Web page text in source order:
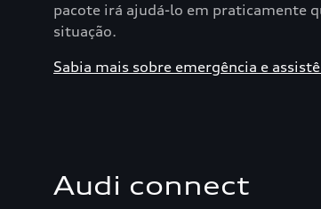
pacote irá ajudá-lo em praticamente
situação.
Sabia mais sobre emergência e
Audi connect